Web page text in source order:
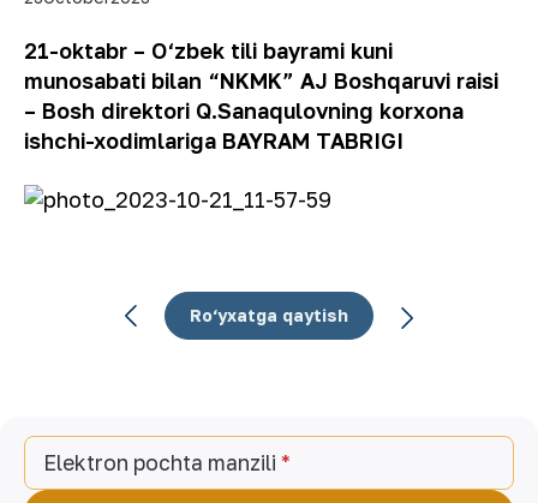
21-oktabr – O‘zbek tili bayrami kuni
munosabati bilan “NKMK” AJ Boshqaruvi raisi
– Bosh direktori Q.Sanaqulovning korxona
ishchi-xodimlariga BAYRAM TABRIGI
Ro‘yxatga qaytish
Elektron pochta manzili